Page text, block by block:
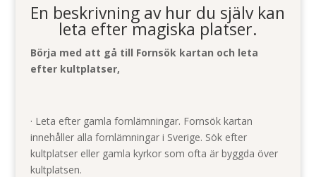
En beskrivning av hur du själv kan
leta efter magiska platser.
Börja med att gå till Fornsök kartan och leta
efter kultplatser,
· Leta efter gamla fornlämningar. Fornsök kartan
innehåller alla fornlämningar i Sverige. Sök efter
kultplatser eller gamla kyrkor som ofta är byggda över
kultplatsen.